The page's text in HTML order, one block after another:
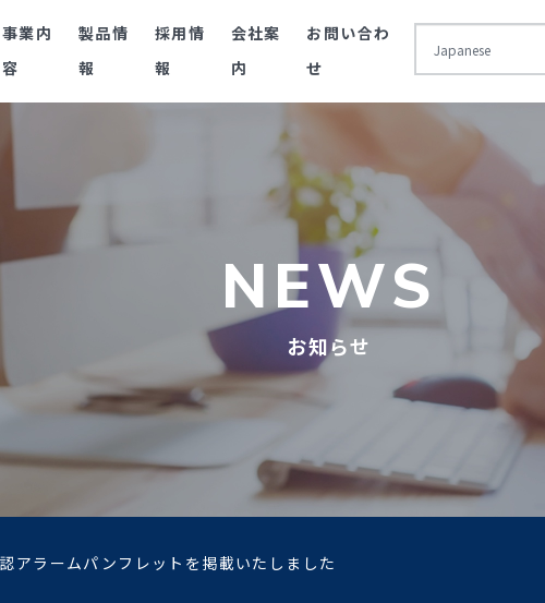
事業内
容
製品情
報
採用情
報
会社案
内
お問い合わ
せ
NEWS
お知らせ
アラームパンフレットを掲載いたしました